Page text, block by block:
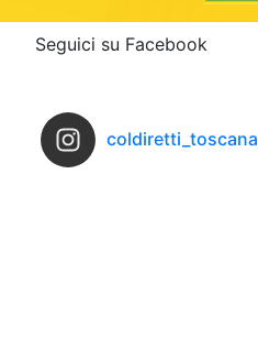
Seguici su Facebook
coldiretti_toscana